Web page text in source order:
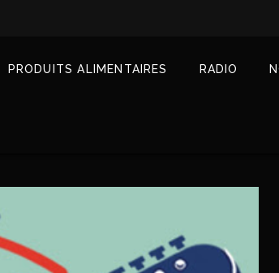
PRODUITS ALIMENTAIRES RADIO